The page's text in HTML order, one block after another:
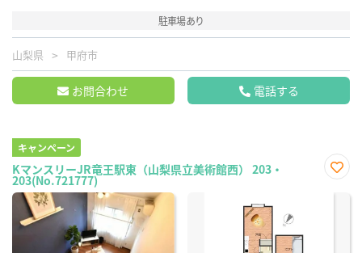
駐車場あり
山梨県 甲府市
お問合わせ 電話する
キャンペーン
KマンスリーJR竜王駅東（山梨県立美術館西） 203・
203(No.721777)
に入